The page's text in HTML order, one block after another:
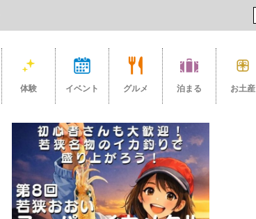
体験 イベント グルメ 泊まる お土産